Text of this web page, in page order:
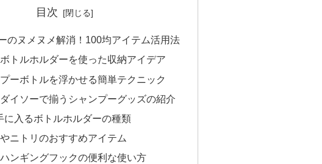
目次
のヌメヌメ解消！100均アイテム活用法
トルホルダーを使った収納アイデア
ーボトルを浮かせる簡単テクニック
イソーで揃うシャンプーグッズの紹介
に入るボトルホルダーの種類
ニトリのおすすめアイテム
ンギングフックの便利な使い方